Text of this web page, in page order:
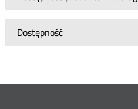
Dostępność